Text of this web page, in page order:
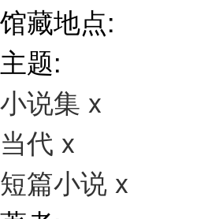
馆藏地点:
主题:
小说集 x
当代 x
短篇小说 x